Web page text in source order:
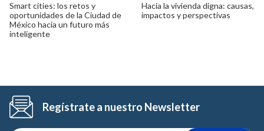
Smart cities: los retos y
oportunidades de la Ciudad de
México hacia un futuro más
inteligente
Hacia la vivienda digna: causas,
impactos y perspectivas
Regístrate a nuestro Newsletter